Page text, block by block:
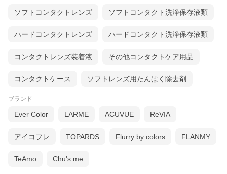
ソフトコンタクトレンズ ソフトコンタクト洗浄保存液類
ハードコンタクトレンズ ハードコンタクト洗浄保存液類
コンタクトレンズ装着液 その他コンタクトケア用品
コンタクトケース ソフトレンズ用たんぱく除去剤
ブランド
Ever Color LARME ACUVUE ReVIA
アイコフレ TOPARDS Flurry by colors FLANMY
TeAmo Chu's me